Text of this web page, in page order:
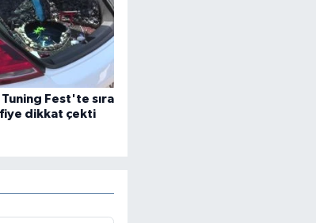
Fest'te sıra
dikkat çekti